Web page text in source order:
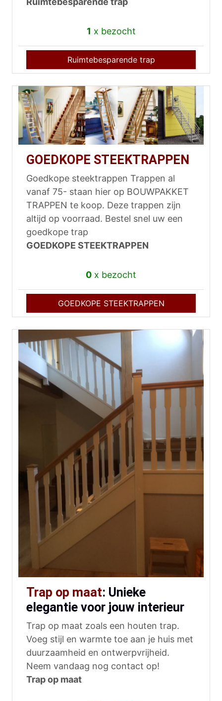
1 x bezocht
Ruimtebesparende trap
GOEDKOPE STEEKTRAPPEN
Goedkope steektrappen Trappen al
vanaf 75- staan hier op BOUWPAKKET
TRAPPEN te koop. Deze trappen zijn
altijd op voorraad. Bestel snel uw een
goedkope trap
GOEDKOPE STEEKTRAPPEN
0 x bezocht
GOEDKOPE STEEKTRAPPEN
Trap op maat: Unieke
elegantie voor jouw interieur
Trap op maat zoals een houten trap.
Voeg stijl en warmte toe aan je huis met
duurzaamheid en ontwerpvrijheid.
Neem vandaag nog contact op!
Trap op maat